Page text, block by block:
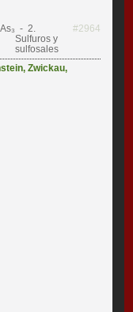
- 2.
Sulfuros y
sulfosales
#2964
,Zwickau,